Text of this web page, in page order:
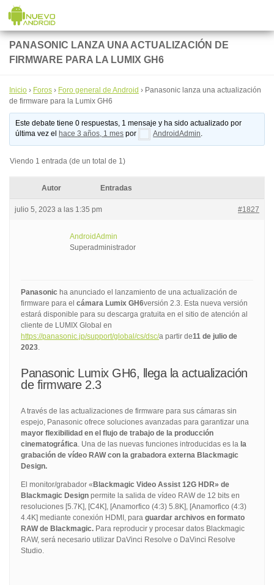
Saltar al contenido
PANASONIC LANZA UNA ACTUALIZACIÓN DE
FIRMWARE PARA LA LUMIX GH6
Inicio › Foros › Foro general de Android › Panasonic lanza una actualización
de firmware para la Lumix GH6
Este debate tiene 0 respuestas, 1 mensaje y ha sido actualizado por
última vez el
hace 3 años, 1 mes por AndroidAdmin.
Viendo 1 entrada (de un total de 1)
Autor Entradas
julio 5, 2023 a las 1:35 pm #1827
AndroidAdmin
Superadministrador
Panasonic ha anunciado el lanzamiento de una actualización de
firmware para el cámara Lumix GH6versión 2.3. Esta nueva versión
estará disponible para su descarga gratuita en el sitio de atención al
cliente de LUMIX Global en
https://panasonic.jp/support/global/cs/dsc/a partir de11 de julio de
2023.
Panasonic Lumix GH6, llega la actualización
de firmware 2.3
A través de las actualizaciones de firmware para sus cámaras sin
espejo, Panasonic ofrece soluciones avanzadas para garantizar una
mayor flexibilidad en el flujo de trabajo de la producción
cinematográfica. Una de las nuevas funciones introducidas es la la
grabación de vídeo RAW con la grabadora externa Blackmagic
Design.
El monitor/grabador « Blackmagic Video Assist 12G HDR» de
Blackmagic Design permite la salida de vídeo RAW de 12 bits en
resoluciones [5.7K], [C4K], [Anamorfico (4:3) 5.8K], [Anamorfico (4:3)
4.4K] mediante conexión HDMI, para guardar archivos en formato
RAW de Blackmagic. Para reproducir y procesar datos Blackmagic
RAW, será necesario utilizar DaVinci Resolve o DaVinci Resolve
Studio.